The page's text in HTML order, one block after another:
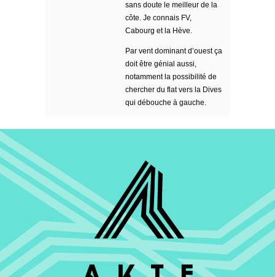
sans doute le meilleur de la
côte. Je connais FV,
Cabourg et la Hève.
Par vent dominant d’ouest ça
doit être génial aussi,
notamment la possibilité de
chercher du flat vers la Dives
qui débouche à gauche.